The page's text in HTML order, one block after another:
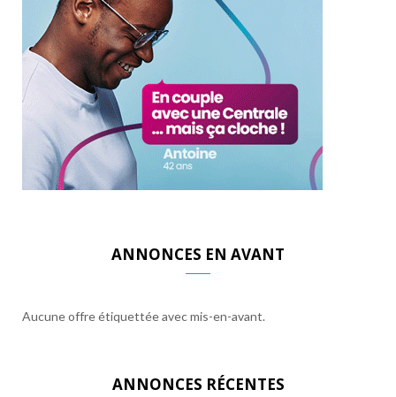
ANNONCES EN AVANT
Aucune offre étiquettée avec mis-en-avant.
ANNONCES RÉCENTES